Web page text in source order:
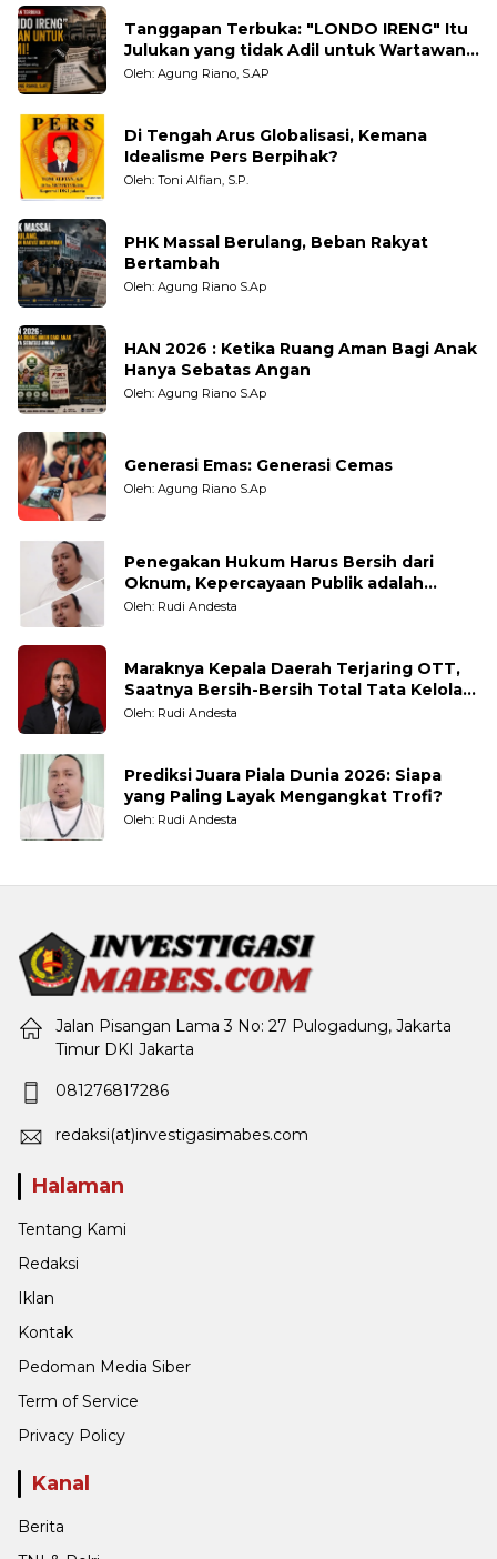
Tanggapan Terbuka: "LONDO IRENG" Itu
Julukan yang tidak Adil untuk Wartawan,
Pengamat dan LSM
Oleh: Agung Riano, S.AP
Di Tengah Arus Globalisasi, Kemana
Idealisme Pers Berpihak?
Oleh: Toni Alfian, S.P.
PHK Massal Berulang, Beban Rakyat
Bertambah
Oleh: Agung Riano S.Ap
HAN 2026 : Ketika Ruang Aman Bagi Anak
Hanya Sebatas Angan
Oleh: Agung Riano S.Ap
Generasi Emas: Generasi Cemas
Oleh: Agung Riano S.Ap
Penegakan Hukum Harus Bersih dari
Oknum, Kepercayaan Publik adalah
Taruhannya
Oleh: Rudi Andesta
Maraknya Kepala Daerah Terjaring OTT,
Saatnya Bersih-Bersih Total Tata Kelola
Pemerintahan
Oleh: Rudi Andesta
Prediksi Juara Piala Dunia 2026: Siapa
yang Paling Layak Mengangkat Trofi?
Oleh: Rudi Andesta
Jalan Pisangan Lama 3 No: 27 Pulogadung, Jakarta
Timur DKI Jakarta
081276817286
redaksi(at)investigasimabes.com
Halaman
Tentang Kami
Redaksi
Iklan
Kontak
Pedoman Media Siber
Term of Service
Privacy Policy
Kanal
Berita